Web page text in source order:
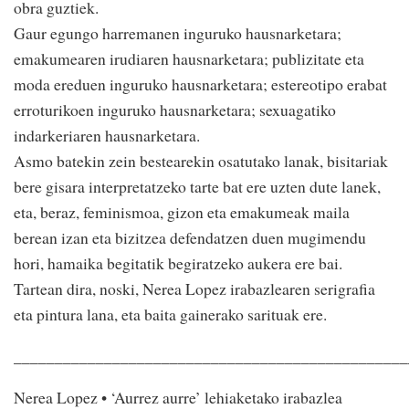
obra guztiek.
Gaur egungo harremanen inguruko hausnarketara;
emakumearen irudiaren hausnarketara; publizitate eta
moda ereduen inguruko hausnarketara; estereotipo erabat
erroturikoen inguruko hausnarketara; sexuagatiko
indarkeriaren hausnarketara.
Asmo batekin zein bestearekin osatutako lanak, bisitariak
bere gisara interpretatzeko tarte bat ere uzten dute lanek,
eta, beraz, feminismoa, gizon eta emakumeak maila
berean izan eta bizitzea defendatzen duen mugimendu
hori, hamaika begitatik begiratzeko aukera ere bai.
Tartean dira, noski, Nerea Lopez irabazlearen serigrafia
eta pintura lana, eta baita gainerako sarituak ere.
Nerea Lopez • ‘Aurrez aurre’ lehiaketako irabazlea